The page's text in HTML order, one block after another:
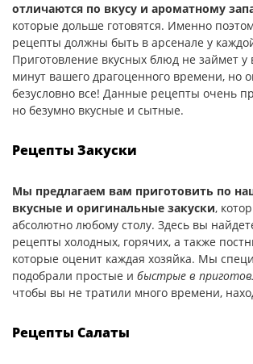
отличаются по вкусу и ароматному
которые дольше готовятся. Именно
рецепты должны быть в арсенале у
Приготовление вкусных блюд не займет у
минут вашего драгоценного времени, но
безусловно все! Данные рецепты очень
но безумно вкусные и сытные.
Рецепты Закуски
Мы предлагаем вам приготовить по
вкусные и оригинальные закуски,
абсолютно любому столу. Здесь вы
рецепты холодных, горячих, а также
которые оценит каждая хозяйка. Мы
подобрали простые и быстрые в
чтобы вы не тратили много времени,
Рецепты Салаты